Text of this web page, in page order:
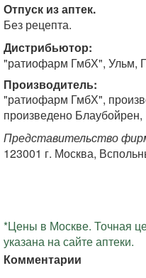
Отпуск из аптек.
Без рецепта.
Дистрибьютор:
"ратиофарм ГмбХ", Ульм,
Производитель:
"ратиофарм ГмбХ",
произведено
Представительство
123001 г. Москва,
*Цены в Москве. Точная
указана на сайте аптеки.
Комментарии